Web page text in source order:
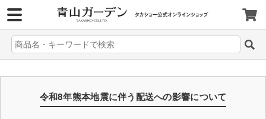
令和8年熊本地震に伴う配送への影響について